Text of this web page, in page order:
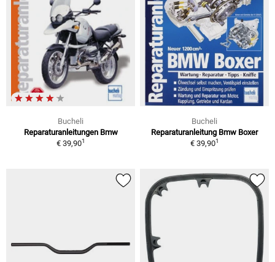
Bucheli
Reparaturanleitungen Bmw
€ 39,901
Bucheli
Reparaturanleitung Bmw Boxer
€ 39,901